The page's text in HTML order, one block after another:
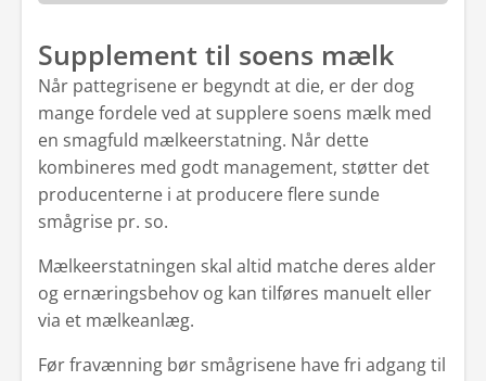
Supplement til soens mælk
Når pattegrisene er begyndt at die, er der dog
mange fordele ved at supplere soens mælk med
en smagfuld mælkeerstatning. Når dette
kombineres med godt management, støtter det
producenterne i at producere flere sunde
smågrise pr. so.
Mælkeerstatningen skal altid matche deres alder
og ernæringsbehov og kan tilføres manuelt eller
via et mælkeanlæg.
Før fravænning bør smågrisene have fri adgang til